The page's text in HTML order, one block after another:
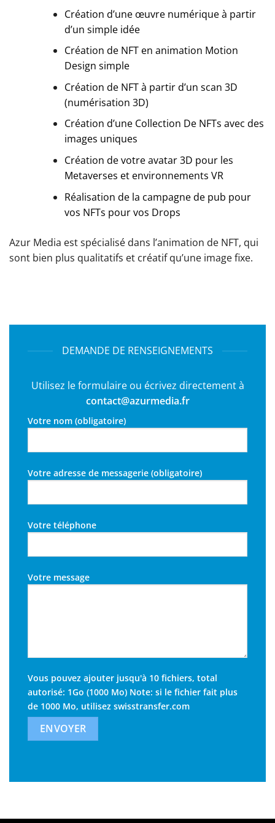
Création d’une œuvre numérique à partir
d’un simple idée
Création de NFT en animation Motion
Design simple
Création de NFT à partir d’un scan 3D
(numérisation 3D)
Création d’une Collection De NFTs avec des
images uniques
Création de votre avatar 3D pour les
Metaverses et environnements VR
Réalisation de la campagne de pub pour
vos NFTs pour vos Drops
Azur Media est spécialisé dans l’animation de NFT, qui
sont bien plus qualitatifs et créatif qu’une image fixe.
DEMANDE DE RENSEIGNEMENTS
Utilisez le formulaire ou écrivez directement à
contact@azurmedia.fr
Votre nom (obligatoire)
Votre adresse de messagerie (obligatoire)
Votre téléphone
Votre message
Vous pouvez ajouter jusqu'à 10 fichiers, total
autorisé: 1Go (1000 Mo) Note: si le fichier fait plus
de 1000 Mo, utilisez swisstransfer.com